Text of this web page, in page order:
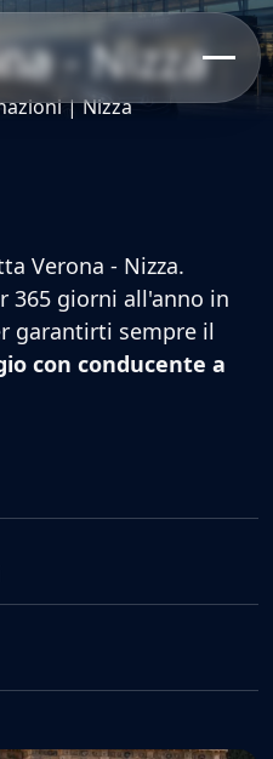
- Nizza
|Nizza
Verona - Nizza.
365 giorni all'anno in
garantirti sempre il
con conducente a